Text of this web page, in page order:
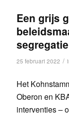
Een grijs
segregatie
25 februari 2022 /
Het
Oberon en
interventies –